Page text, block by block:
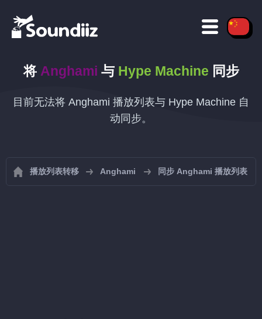
将 Anghami 与 Hype Machine 同步
目前无法将 Anghami 播放列表与 Hype Machine 自
动同步。
播放列表转移 Anghami 同步 Anghami 播放列表